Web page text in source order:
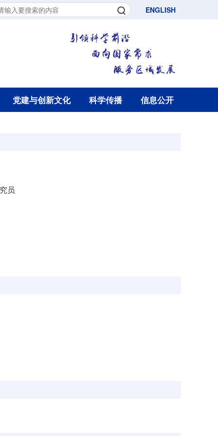
ENGLISH
党建与创新文化 科学传播 信息公开
员